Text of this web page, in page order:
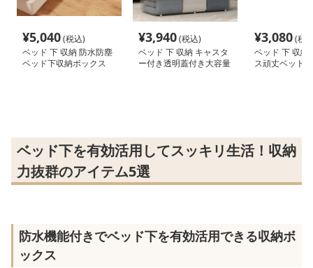
¥5,040(税込)
ベッド 下 収納 防水防塵
ベッド下収納ボックス
¥3,940(税込)
ベッド 下 収納 キャスタ
ー付き透明蓋付き大容量
¥3,080(税
ベッド 下 収納
ス頑丈ベッド
ベッド下を有効活用してスッキリ生活！収納
力抜群のアイテム5選
防水機能付きでベッド下を有効活用できる収納ボ
ックス